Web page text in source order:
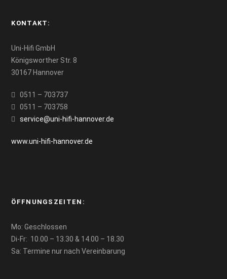
KONTAKT:
Uni-Hifi GmbH
Königsworther Str. 8
30167 Hannover
0511 – 703737
0511 – 703758
service@uni-hifi-hannover.de
www.uni-hifi-hannover.de
ÖFFNUNGSZEITEN:
Mo: Geschlossen
Di-Fr: 10.00 – 13.30 & 14.00 – 18.30
Sa: Termine nur nach Vereinbarung